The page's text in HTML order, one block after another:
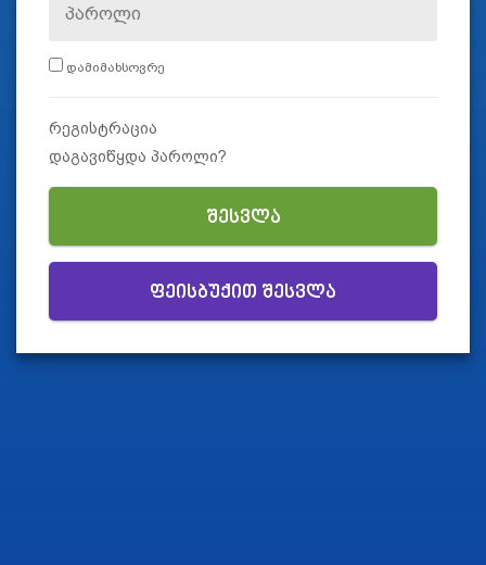
დამიმახსოვრე
რეგისტრაცია
დაგავიწყდა პაროლი?